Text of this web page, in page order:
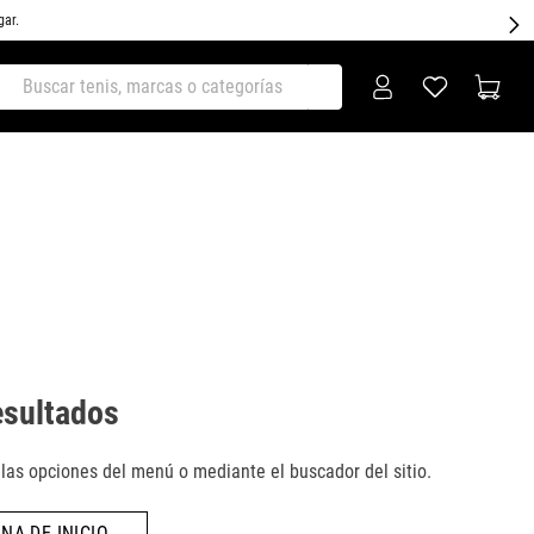
opciones del menú o mediante el buscador del sitio.